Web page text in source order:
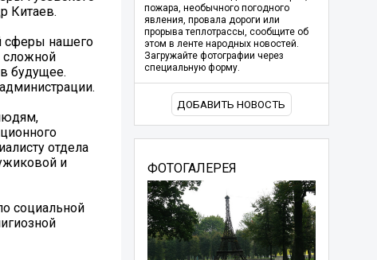
Китаев.
сферы нашего
сложной
будущее.
отдела
и
социальной
пожара, необычного погодного
явления, провала дороги или
прорыва теплотрассы, сообщите об
этом в ленте народных новостей.
Загружайте фотографии через
специальную форму.
ДОБАВИТЬ НОВОСТЬ
ФОТОГАЛЕРЕЯ